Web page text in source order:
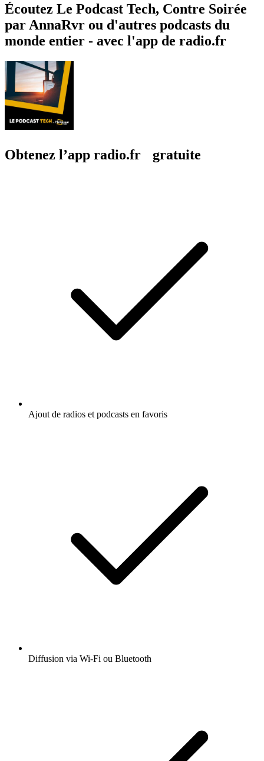
Écoutez Le Podcast Tech, Contre Soirée
par AnnaRvr ou d'autres podcasts du
monde entier - avec l'app de radio.fr
Obtenez l’app radio.fr gratuite
Ajout de radios et podcasts en favoris
Diffusion via Wi-Fi ou Bluetooth